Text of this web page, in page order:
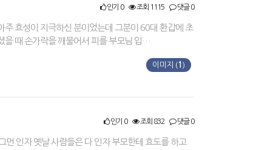
인기 0 조회 1115 댓글 0
효성이 지극하신 분이었는데 그분이 60대 환갑에 초
을 때 손가락을 깨물어서 피를 부모님 입…
이미지 (1 )
인기 0 조회 832 댓글 0
먼 인자 옛날 사람들은 다 인자 부모한테 효도를 하고